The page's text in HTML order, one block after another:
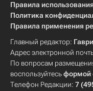
Правила
Политика
Правила применения
Главный редактор:
Адрес электронной
По вопросам
воспользуйтесьформой
Телефон Редакции: 7